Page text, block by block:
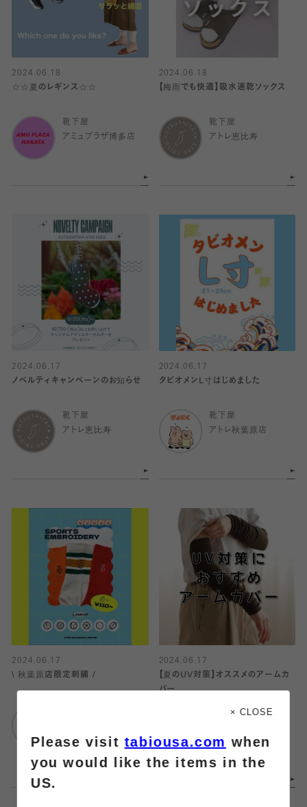
2024.06.18
☆☆夏のレギンス☆☆
靴下屋
アミュプラザ博多店
2024.06.18
【梅雨でも快適】吸水速乾ソックス
靴下屋
アトレ恵比寿
2024.06.17
ノベルティキャンペーンのお知らせ
靴下屋
アトレ恵比寿
2024.06.17
タビオメンL寸はじめました
靴下屋
アトレ秋葉原店
2024.06.17
\ 秋葉原店限定刺繍 /
2024.06.17
【夏のUV対策】オススメのアームカ
バー
ルミネ立川
× CLOSE
Please visittabiousa.com when
you would like the items in the
US.